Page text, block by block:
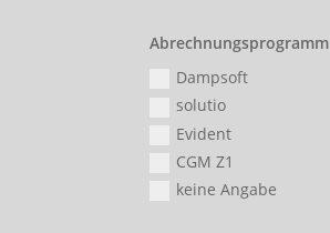
Abrechnungsprogramm
Dampsoft
solutio
Evident
CGM Z1
keine Angabe